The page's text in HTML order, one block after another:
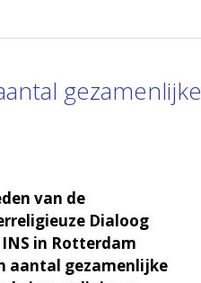
gezamenlijke
van de
Dialoog
in Rotterdam
aantal gezamenlijke